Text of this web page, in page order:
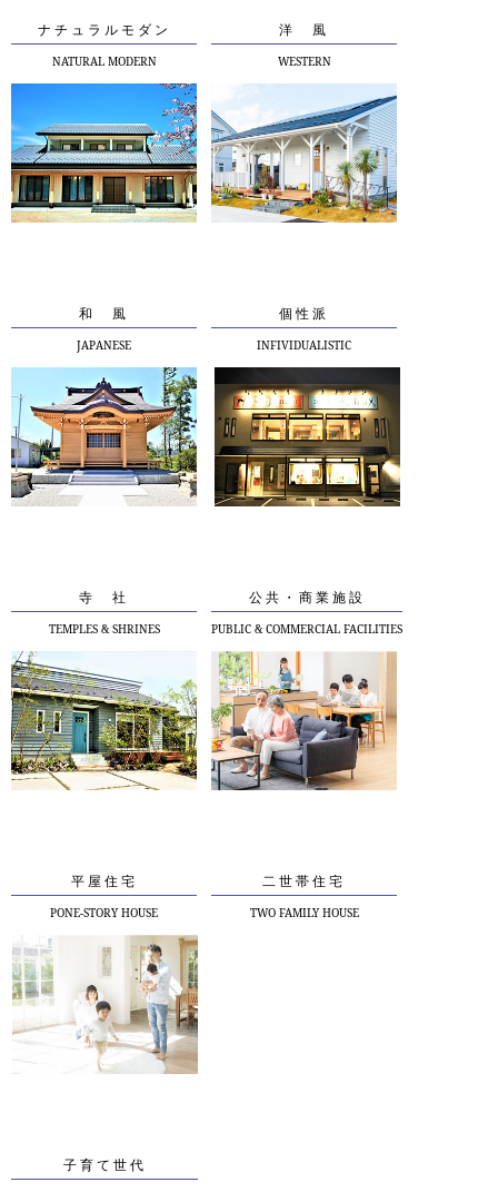
ナチュラルモダン
NATURAL MODERN
洋 風
WESTERN
和 風
JAPANESE
個性派
INFIVIDUALISTIC
寺 社
TEMPLES & SHRINES
公共・商業施設
PUBLIC & COMMERCIAL FACILITIES
平屋住宅
PONE-STORY HOUSE
二世帯住宅
TWO FAMILY HOUSE
子育て世代